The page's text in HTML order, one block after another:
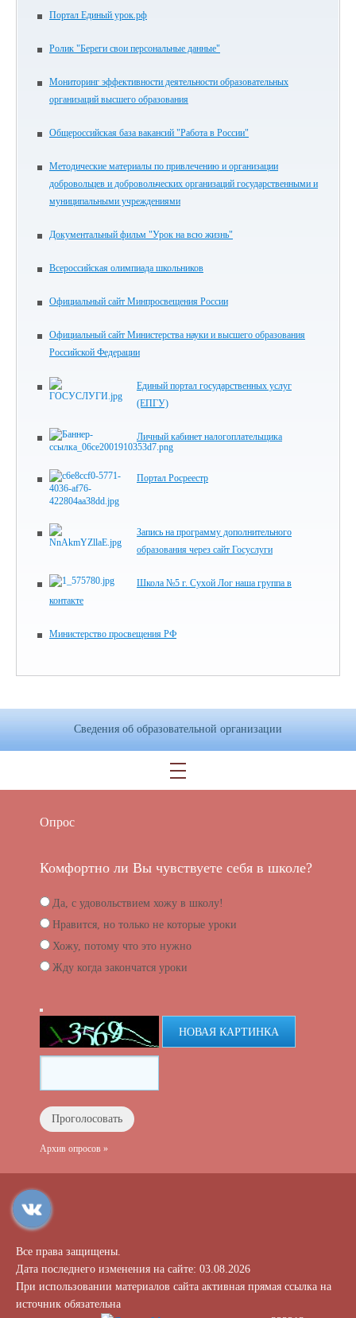
Портал Единый урок.рф
Ролик "Береги свои персональные данные"
Мониторинг эффективности деятельности образовательных
организаций высшего образования
Общероссийская база вакансий "Работа в России"
Методические материалы по привлечению и организации
добровольцев и добровольческих организаций государственными и
муниципальными учреждениями
Документальный фильм "Урок на всю жизнь"
Всероссийская олимпиада школьников
Официальный сайт Минпросвещения России
Официальный сайт Министерства науки и высшего образования
Российской Федерации
Единый портал государственных услуг
(ЕПГУ)
Личный кабинет налогоплательщика
Портал Росреестр
Запись на программу дополнительного
образования через сайт Госуслуги
Школа №5 г. Сухой Лог наша группа в
контакте
Министерство просвещения РФ
Сведения об образовательной организации
Опрос
Комфортно ли Вы чувствуете себя в школе?
Да, с удовольствием хожу в школу!
Нравится, но только не которые уроки
Хожу, потому что это нужно
Жду когда закончатся уроки
НОВАЯ КАРТИНКА
Архив опросов »
Все права защищены.
Дата последнего изменения на сайте: 03.08.2026
При использовании материалов сайта активная прямая ссылка на
источник обязательна